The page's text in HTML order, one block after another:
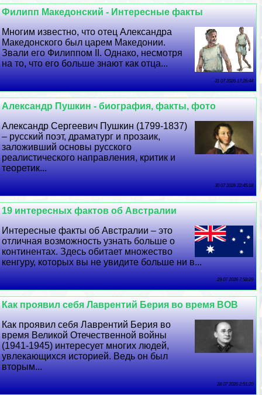
Филипп Македонский - Интересные факты
Многим известно, что отец Александра
Македонского был царем Македонии.
Звали его Филиппом II. Однако, несмотря
на то, что его больше знают как отца...
31 07 2026 17:26:44
Александр Пушкин - биография, факты, фото
Александр Сергеевич Пушкин (1799-1837)
– русский поэт, драматург и прозаик,
заложивший основы русского
реалистического направления, критик и
теоретик...
30 07 2026 22:45:18
19 интересных фактов об Австралии
Интересные факты об Австралии – это
отличная возможность узнать больше о
континентах. Здесь обитает множество
кенгуру, которых вы не увидите больше ни в...
29 07 2026 7:58:29
Как проявил себя Лаврентий Берия во время ВОВ
Как проявил себя Лаврентий Берия во
время Великой Отечественной войны
(1941-1945) интересует многих людей,
увлекающихся историей. Ведь он был
вторым...
28 07 2026 2:51:20